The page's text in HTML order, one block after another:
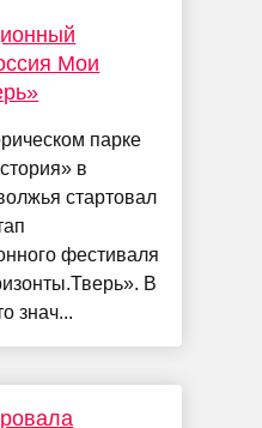
Мои
парке
в
стартовал
фестиваля
В
знач...